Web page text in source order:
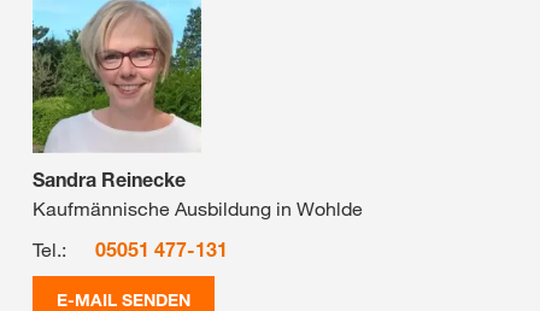
Sandra Reinecke
Kaufmännische Ausbildung in Wohlde
Tel.:
05051 477-131
E-MAIL SENDEN